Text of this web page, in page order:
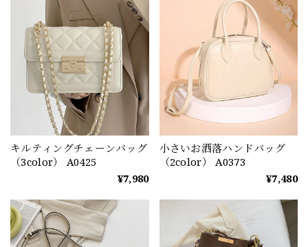
キルティングチェーンバッグ
（3color） A0425
¥7,980
小さいお洒落ハンドバッグ
（2color） A0373
¥7,480